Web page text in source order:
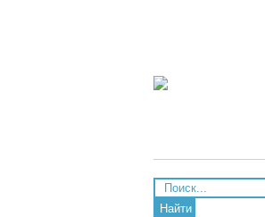
Найти